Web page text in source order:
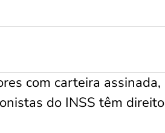
com carteira assinada,
do INSS têm